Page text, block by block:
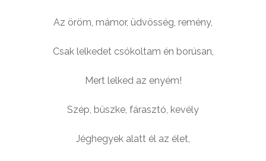
Az öröm, mámor, üdvösség, remény,
Csak lelkedet csókoltam én borúsan,
Mert lelked az enyém!
Szép, büszke, fárasztó, kevély
Jéghegyek alatt él az élet,